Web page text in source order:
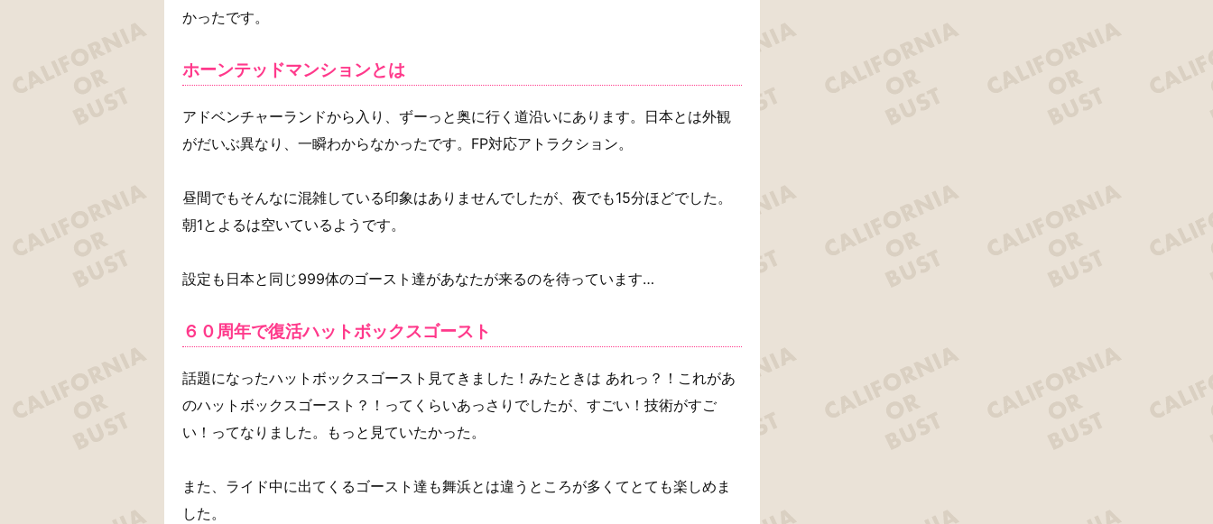
かったです。
ホーンテッドマンションとは
アドベンチャーランドから入り、ずーっと奥に行く道沿いにあります。日本とは外観
がだいぶ異なり、一瞬わからなかったです。FP対応アトラクション。
昼間でもそんなに混雑している印象はありませんでしたが、夜でも15分ほどでした。
朝1とよるは空いているようです。
設定も日本と同じ999体のゴースト達があなたが来るのを待っています…
６０周年で復活ハットボックスゴースト
話題になったハットボックスゴースト見てきました！みたときは あれっ？！これがあ
のハットボックスゴースト？！ってくらいあっさりでしたが、すごい！技術がすご
い！ってなりました。もっと見ていたかった。
また、ライド中に出てくるゴースト達も舞浜とは違うところが多くてとても楽しめま
した。